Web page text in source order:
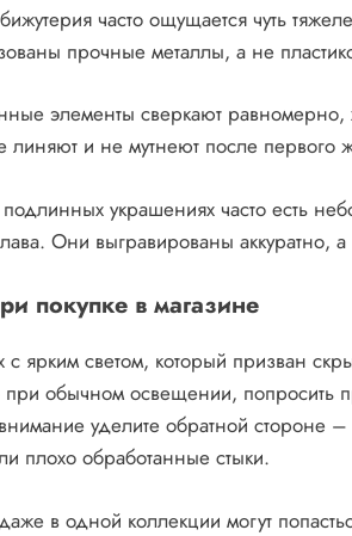
часто ощущается чуть
прочные металлы, а не
элементы сверкают
и не мутнеют после первого
украшениях часто есть
Они выгравированы аккуратно,
покупке в магазине
с ярким светом, который призван
при обычном освещении, попросить
уделите обратной стороне
плохо обработанные стыки.
в одной коллекции могут